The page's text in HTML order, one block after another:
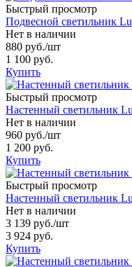
Быстрый просмотр
Подвесной светильник
Нет в наличии
880 руб./шт
1 100 руб.
Купить
Быстрый просмотр
Настенный светильник
Нет в наличии
960 руб./шт
1 200 руб.
Купить
Быстрый просмотр
Настенный светильник
Нет в наличии
3 139 руб./шт
3 924 руб.
Купить